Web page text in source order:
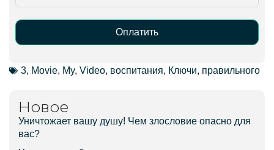
Оплатить
Alternative:
3, Movie, My, Video, воспитания, Ключи, правильного
Новое
Уничтожает вашу душу! Чем злословие опасно для
вас?